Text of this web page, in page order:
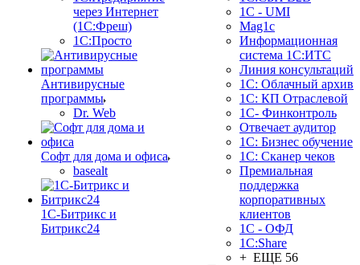
через Интернет
(1С:Фреш)
1С:Просто
Антивирусные
программы
Dr. Web
Софт для дома и офиса
basealt
1С-Битрикс и
Битрикс24
1C - UMI
Mag1c
Информационная
система 1С:ИТС
Линия консультаций
1С: Облачный архив
1С: КП Отраслевой
1С- Финконтроль
Отвечает аудитор
1С: Бизнес обучение
1С: Сканер чеков
Премиальная
поддержка
корпоративных
клиентов
1С - ОФД
1С:Share
+ ЕЩЕ 56